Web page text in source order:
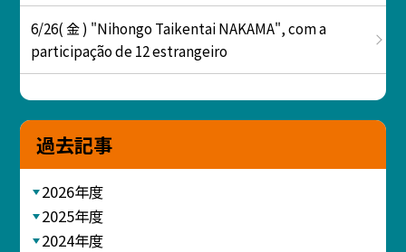
6/26( 金 ) "Nihongo Taikentai NAKAMA", com a
participação de 12 estrangeiro
過去記事
2026年度
2025年度
2024年度